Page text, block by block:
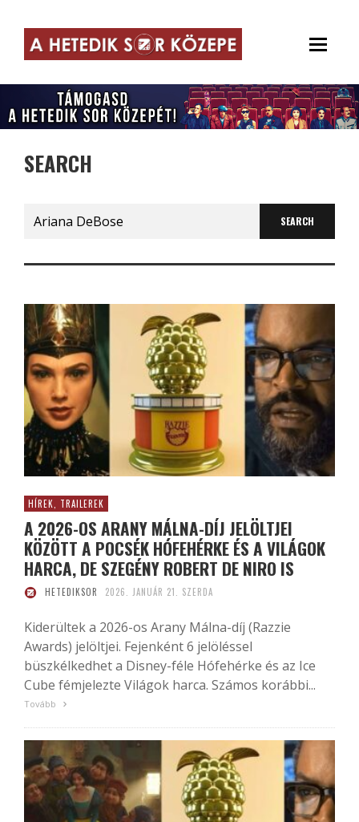
SEARCH
Search
for:
HÍREK, TRAILEREK
A 2026-OS ARANY MÁLNA-DÍJ JELÖLTJEI
KÖZÖTT A POCSÉK HÓFEHÉRKE ÉS A VILÁGOK
HARCA, DE SZEGÉNY ROBERT DE NIRO IS
HETEDIKSOR 2026. JANUÁR 21. SZERDA
Kiderültek a 2026-os Arany Málna-díj (Razzie
Awards) jelöltjei. Fejenként 6 jelöléssel
büszkélkedhet a Disney-féle Hófehérke és az Ice
Cube fémjelezte Világok harca. Számos korábbi...
Tovább